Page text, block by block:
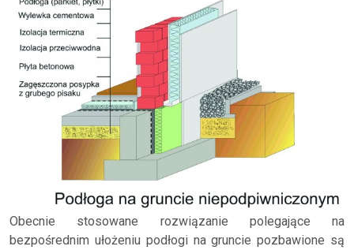
Obecnie stosowane rozwiązanie polegające na
bezpośrednim ułożeniu podłogi na gruncie pozbawione są